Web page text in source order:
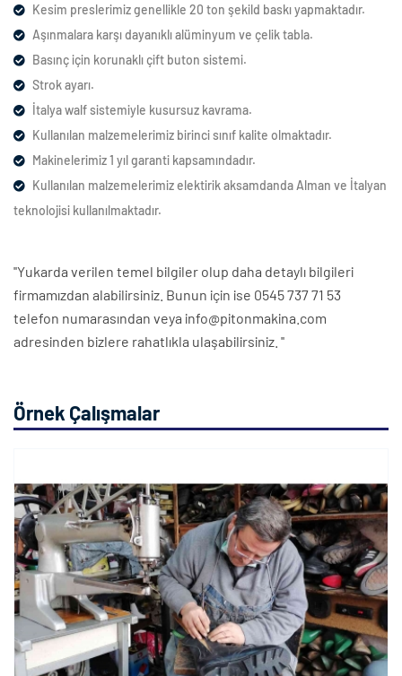
Kesim preslerimiz genellikle 20 ton şekild baskı yapmaktadır.
Aşınmalara karşı dayanıklı alüminyum ve çelik tabla.
Basınç için korunaklı çift buton sistemi.
Strok ayarı.
İtalya walf sistemiyle kusursuz kavrama.
Kullanılan malzemelerimiz birinci sınıf kalite olmaktadır.
Makinelerimiz 1 yıl garanti kapsamındadır.
Kullanılan malzemelerimiz elektirik aksamdanda Alman ve İtalyan
teknolojisi kullanılmaktadır.
''Yukarda verilen temel bilgiler olup daha detaylı bilgileri
firmamızdan alabilirsiniz. Bunun için ise 0545 737 71 53
telefon numarasından veya info@pitonmakina.com
adresinden bizlere rahatlıkla ulaşabilirsiniz. ''
Örnek Çalışmalar